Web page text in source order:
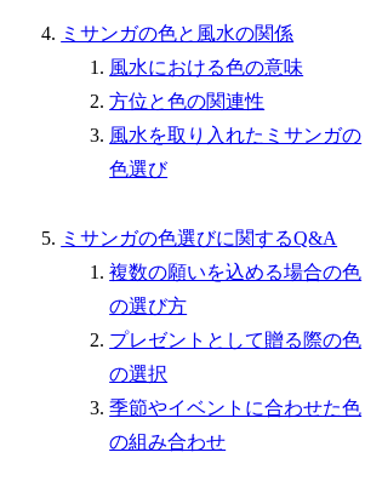
ミサンガの色と風水の関係
風水における色の意味
方位と色の関連性
風水を取り入れたミサンガの
色選び
ミサンガの色選びに関するQ&A
複数の願いを込める場合の色
の選び方
プレゼントとして贈る際の色
の選択
季節やイベントに合わせた色
の組み合わせ